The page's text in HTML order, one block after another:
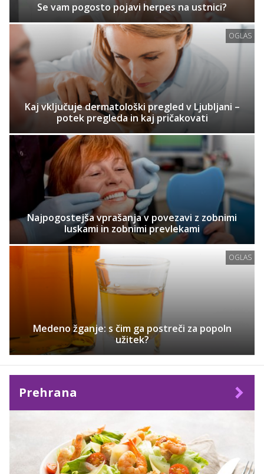
Se vam pogosto pojavi herpes na ustnici?
OGLAS
Kaj vključuje dermatološki pregled v Ljubljani –
potek pregleda in kaj pričakovati
Najpogostejša vprašanja v povezavi z zobnimi
luskami in zobnimi prevlekami
OGLAS
Medeno žganje: s čim ga postreči za popoln
užitek?
Prehrana